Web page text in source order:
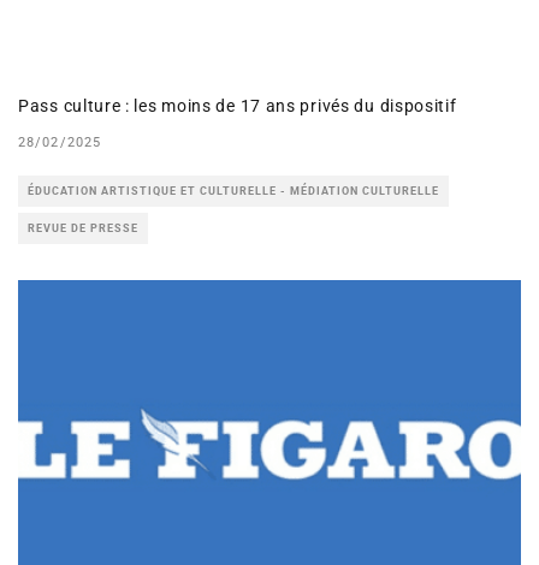
Pass culture : les moins de 17 ans privés du dispositif
28/02/2025
ÉDUCATION ARTISTIQUE ET CULTURELLE - MÉDIATION CULTURELLE
REVUE DE PRESSE